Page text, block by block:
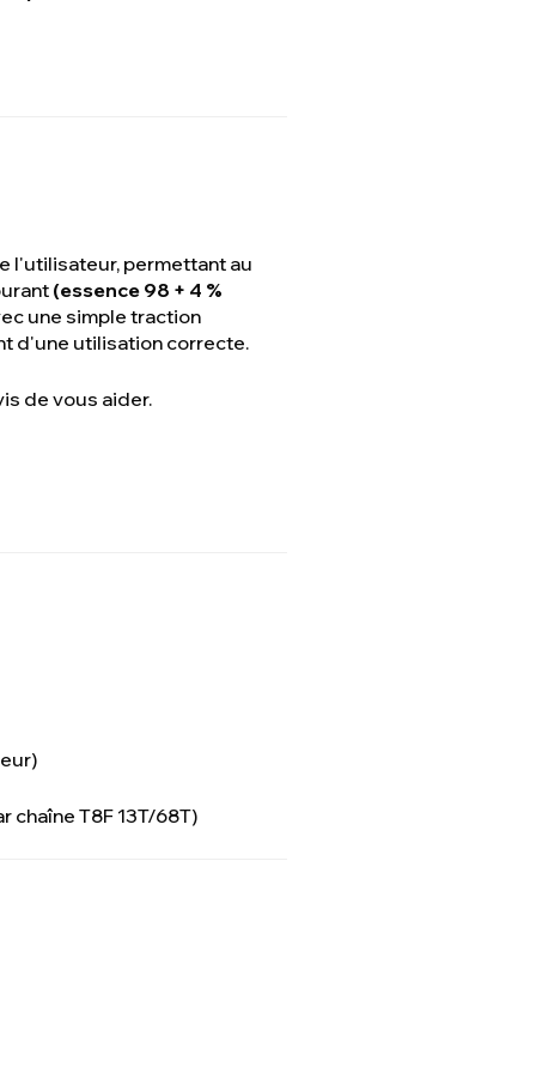
l'utilisateur, permettant au
(essence 98 + 4 %
une simple traction
d'une utilisation correcte.
de vous aider.
T8F 13T/68T)